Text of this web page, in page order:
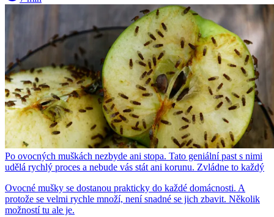
Po ovocných muškách nezbyde ani stopa. Tato geniální past s nimi
udělá rychlý proces a nebude vás stát ani korunu. Zvládne to každý
Ovocné mušky se dostanou prakticky do každé domácnosti. A
protože se velmi rychle množí, není snadné se jich zbavit. Několik
možností tu ale je.